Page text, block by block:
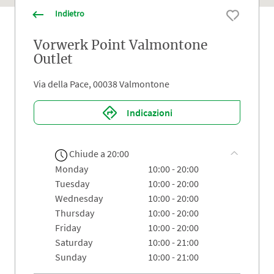
Indietro
Vorwerk Point Valmontone
Outlet
Via della Pace, 00038 Valmontone
Indicazioni
Chiude a 20:00
monday
10:00 - 20:00
tuesday
10:00 - 20:00
wednesday
10:00 - 20:00
thursday
10:00 - 20:00
friday
10:00 - 20:00
saturday
10:00 - 21:00
sunday
10:00 - 21:00